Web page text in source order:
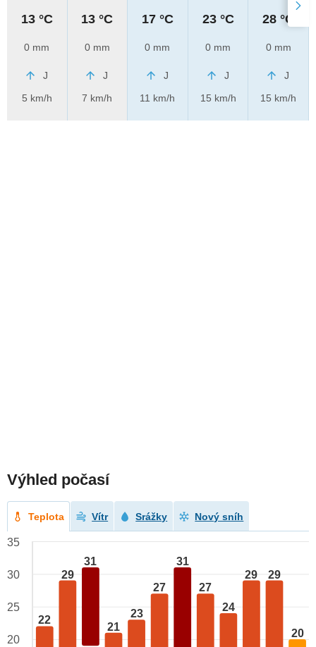
13 °C
0 mm
J
5 km/h
13 °C
0 mm
J
7 km/h
17 °C
0 mm
J
11 km/h
23 °C
0 mm
J
15 km/h
28 °C
0 mm
J
15 km/h
Výhled počasí
Teplota Vítr Srážky Nový sníh
22
29
31
21
23
27
31
27
24
29 29
20
35
30
25
20